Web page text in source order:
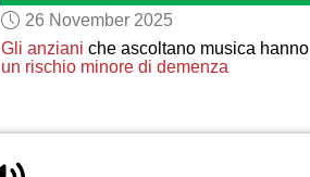
26 November 2025
Gli anziani che ascoltano musica hanno
un rischio minore di demenza